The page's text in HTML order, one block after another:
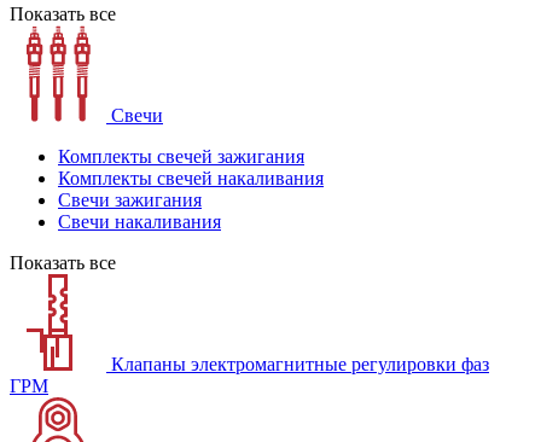
Показать все
Свечи
Комплекты свечей зажигания
Комплекты свечей накаливания
Свечи зажигания
Свечи накаливания
Показать все
Клапаны электромагнитные регулировки фаз
ГРМ